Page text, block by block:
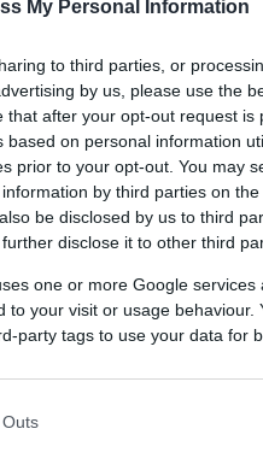
My Personal Information
to third parties, or
by us, please use the
after your opt-out request is
on personal information
prior to your opt-out. You may
by third parties on the
be disclosed by us to third
disclose it to other third
one or more Google
to your visit or usage behaviour.
party tags to use your data for
για το fuel pass στο